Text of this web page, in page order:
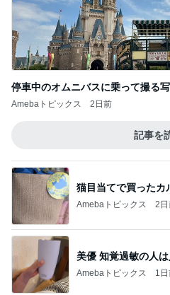
停車中のオムニバスに乗って撮る
Amebaトピックス 2日前
記事を
猫目当てで買ったカ
Amebaトピックス 2日
美優 知覚過敏の人
Amebaトピックス 1